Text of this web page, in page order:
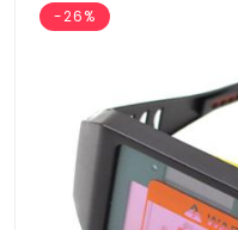
-26%